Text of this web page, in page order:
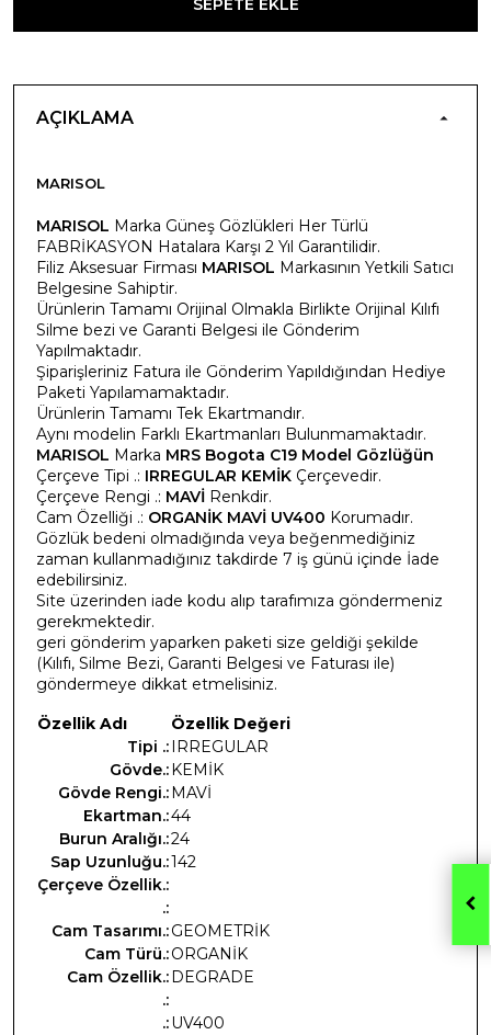
SEPETE EKLE
AÇIKLAMA
MARISOL
MARISOL Marka Güneş Gözlükleri Her Türlü
FABRİKASYON Hatalara Karşı 2 Yıl Garantilidir.
Filiz Aksesuar Firması MARISOL Markasının Yetkili Satıcı
Belgesine Sahiptir.
Ürünlerin Tamamı Orijinal Olmakla Birlikte Orijinal Kılıfı
Silme bezi ve Garanti Belgesi ile Gönderim
Yapılmaktadır.
Şiparişleriniz Fatura ile Gönderim Yapıldığından Hediye
Paketi Yapılamamaktadır.
Ürünlerin Tamamı Tek Ekartmandır.
Aynı modelin Farklı Ekartmanları Bulunmamaktadır.
MARISOL Marka MRS Bogota C19 Model Gözlüğün
Çerçeve Tipi .: IRREGULAR KEMİK Çerçevedir.
Çerçeve Rengi .: MAVİ Renkdir.
Cam Özelliği .: ORGANİK MAVİ UV400 Korumadır.
Gözlük bedeni olmadığında veya beğenmediğiniz
zaman kullanmadığınız takdirde 7 iş günü içinde İade
edebilirsiniz.
Site üzerinden iade kodu alıp tarafımıza göndermeniz
gerekmektedir.
geri gönderim yaparken paketi size geldiği şekilde
(Kılıfı, Silme Bezi, Garanti Belgesi ve Faturası ile)
göndermeye dikkat etmelisiniz.
Özellik Adı
Özellik Değeri
Tipi .:IRREGULAR
Gövde.:KEMİK
Gövde Rengi.:MAVİ
Ekartman.:44
Burun Aralığı.:24
Sap Uzunluğu.:142
Çerçeve Özellik.:
.:
Cam Tasarımı.:GEOMETRİK
Cam Türü.:ORGANİK
Cam Özellik.:DEGRADE
.:
.:UV400